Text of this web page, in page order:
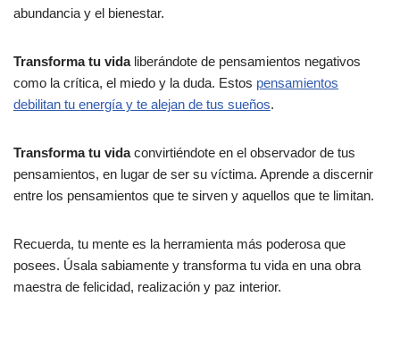
abundancia y el bienestar.
Transforma tu vidaliberándote de pensamientos negativos
como la crítica, el miedo y la duda. Estos pensamientos
debilitan tu energía y te alejan de tus sueños.
Transforma tu vidaconvirtiéndote en el observador de tus
pensamientos, en lugar de ser su víctima. Aprende a discernir
entre los pensamientos que te sirven y aquellos que te limitan.
Recuerda, tu mente es la herramienta más poderosa que
posees. Úsala sabiamente y transforma tu vida en una obra
maestra de felicidad, realización y paz interior.